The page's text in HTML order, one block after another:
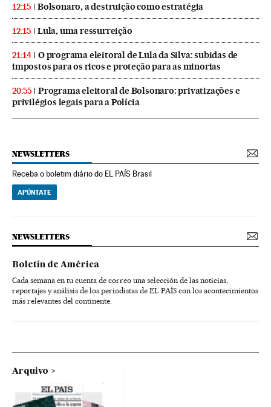
12:15 Bolsonaro, a destruição como estratégia
12:15 Lula, uma ressurreição
21:14
O programa eleitoral de Lula da Silva: subidas de
impostos para os ricos e proteção para as minorias
20:55
Programa eleitoral de Bolsonaro: privatizações e
privilégios legais para a Polícia
NEWSLETTERS
Receba o boletim diário do EL PAÍS Brasil
APÚNTATE
NEWSLETTERS
Boletín de América
Cada semana en tu cuenta de correo una selección de las noticias,
reportajes y análisis de los periodistas de EL PAÍS con los acontecimientos
más relevantes del continente.
Arquivo